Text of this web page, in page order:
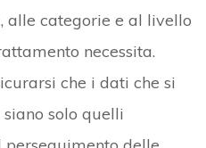
alle categorie e al livello
necessita.
che i dati che si
solo quelli